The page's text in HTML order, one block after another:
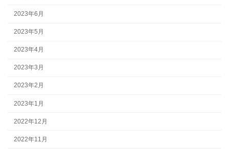
2023年6月
2023年5月
2023年4月
2023年3月
2023年2月
2023年1月
2022年12月
2022年11月